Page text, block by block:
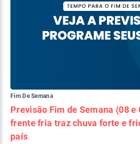
Fim De Semana
Previsão Fim de Semana (08 e
frente fria traz chuva forte e
país